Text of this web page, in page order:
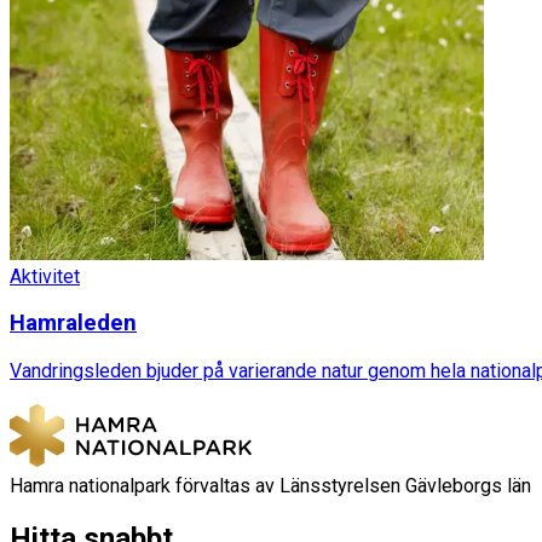
Aktivitet
Hamraleden
Vandringsleden bjuder på varierande natur genom hela
Hamra nationalpark förvaltas av Länsstyrelsen Gävleborgs län